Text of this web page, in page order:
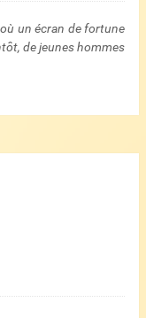
un écran de fortune
de jeunes hommes